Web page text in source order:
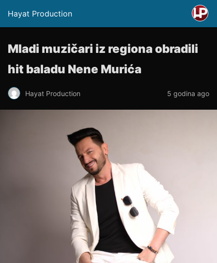
Hayat Production
Mladi muzičari iz regiona obradili
hit baladu Nene Murića
Hayat Production 5 godina ago